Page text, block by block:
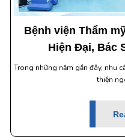
Bệnh viện Thẩm
Hiện Đại, Bác
Trong những năm gần đây, nhu
thiện